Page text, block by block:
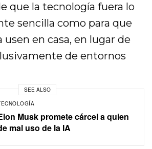
que la tecnología fuera lo
sencilla como para que
usen en casa, en lugar de
de entornos
SEE ALSO
Musk promete cárcel a quien
mal uso de la IA